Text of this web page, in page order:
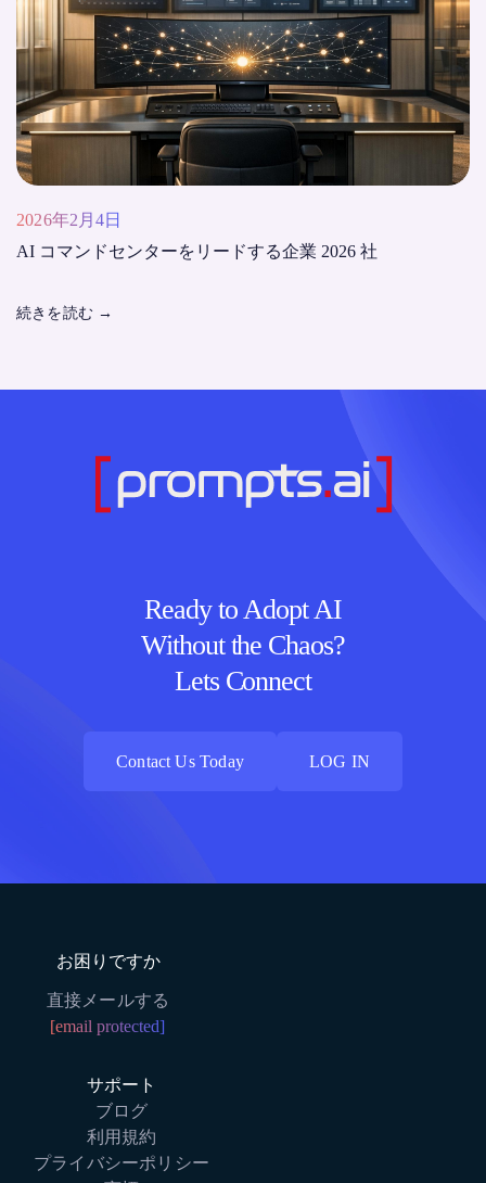
2026年2月4日
AI コマンドセンターをリードする企業 2026 社
続きを読む →
Ready to Adopt AI
Without the Chaos?
Lets Connect
Contact Us Today
LOG IN
お困りですか
直接メールする
[email protected]
サポート
ブログ
利用規約
プライバシーポリシー